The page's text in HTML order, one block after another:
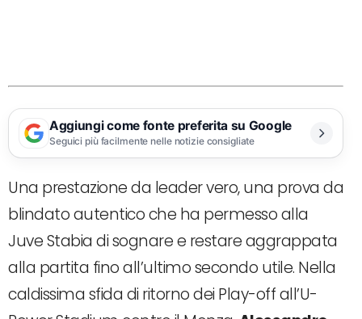
Aggiungi come fonte preferita su Google
Seguici più facilmente nelle notizie consigliate
Una prestazione da leader vero, una prova da
blindato autentico che ha permesso alla
Juve Stabia di sognare e restare aggrappata
alla partita fino all’ultimo secondo utile. Nella
caldissima sfida di ritorno dei Play-off all’U-